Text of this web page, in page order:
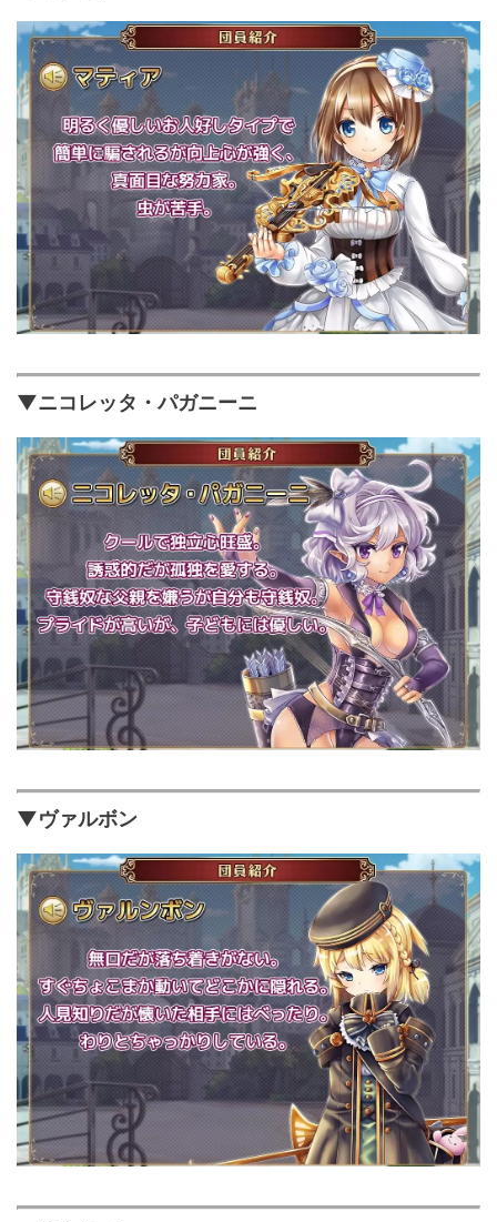
▼ニコレッタ・パガニーニ
▼ヴァルボン